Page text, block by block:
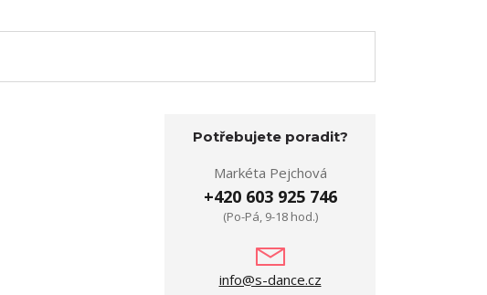
Potřebujete poradit?
Markéta Pejchová
+420 603 925 746
(Po-Pá, 9-18 hod.)
info@s-dance.cz